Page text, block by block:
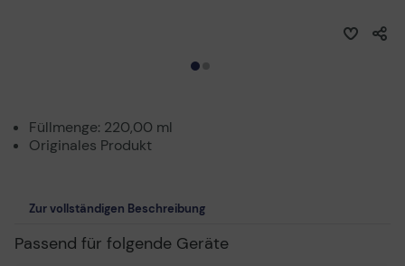
Füllmenge: 220,00 ml
Originales Produkt
Zur vollständigen Beschreibung
Passend für folgende Geräte